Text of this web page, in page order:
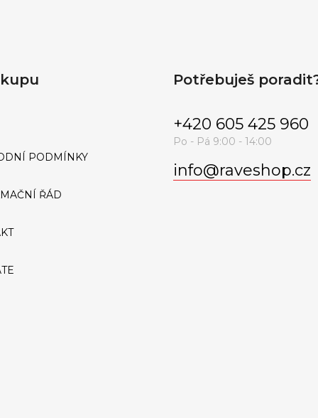
PODMÍNKY
ŘÁD
Potřebuješ
info@raveshop.cz
+420 605 425 960